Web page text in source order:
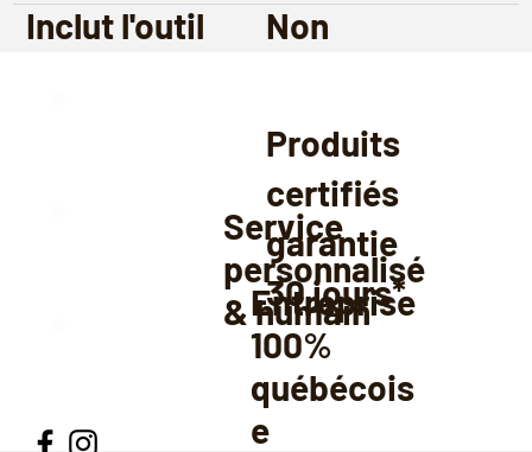
Inclut l'outil Non
Entreprise
100%
québécois
e
Produits
certifiés
garantie
30jours*
Service
personnalisé
& humain